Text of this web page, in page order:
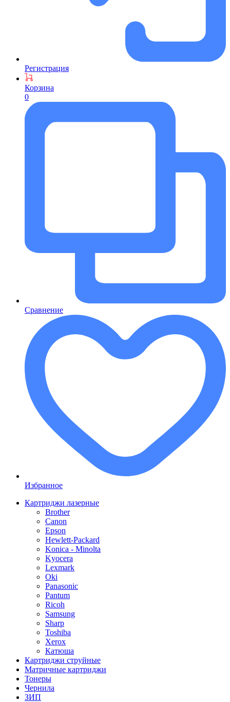
Регистрация
Корзина
0
Сравнение
Избранное
Картриджи лазерные
Brother
Canon
Epson
Hewlett-Packard
Konica - Minolta
Kyocera
Lexmark
Oki
Panasonic
Pantum
Ricoh
Samsung
Sharp
Toshiba
Xerox
Катюша
Картриджи струйные
Матричные картриджи
Тонеры
Чернила
ЗИП